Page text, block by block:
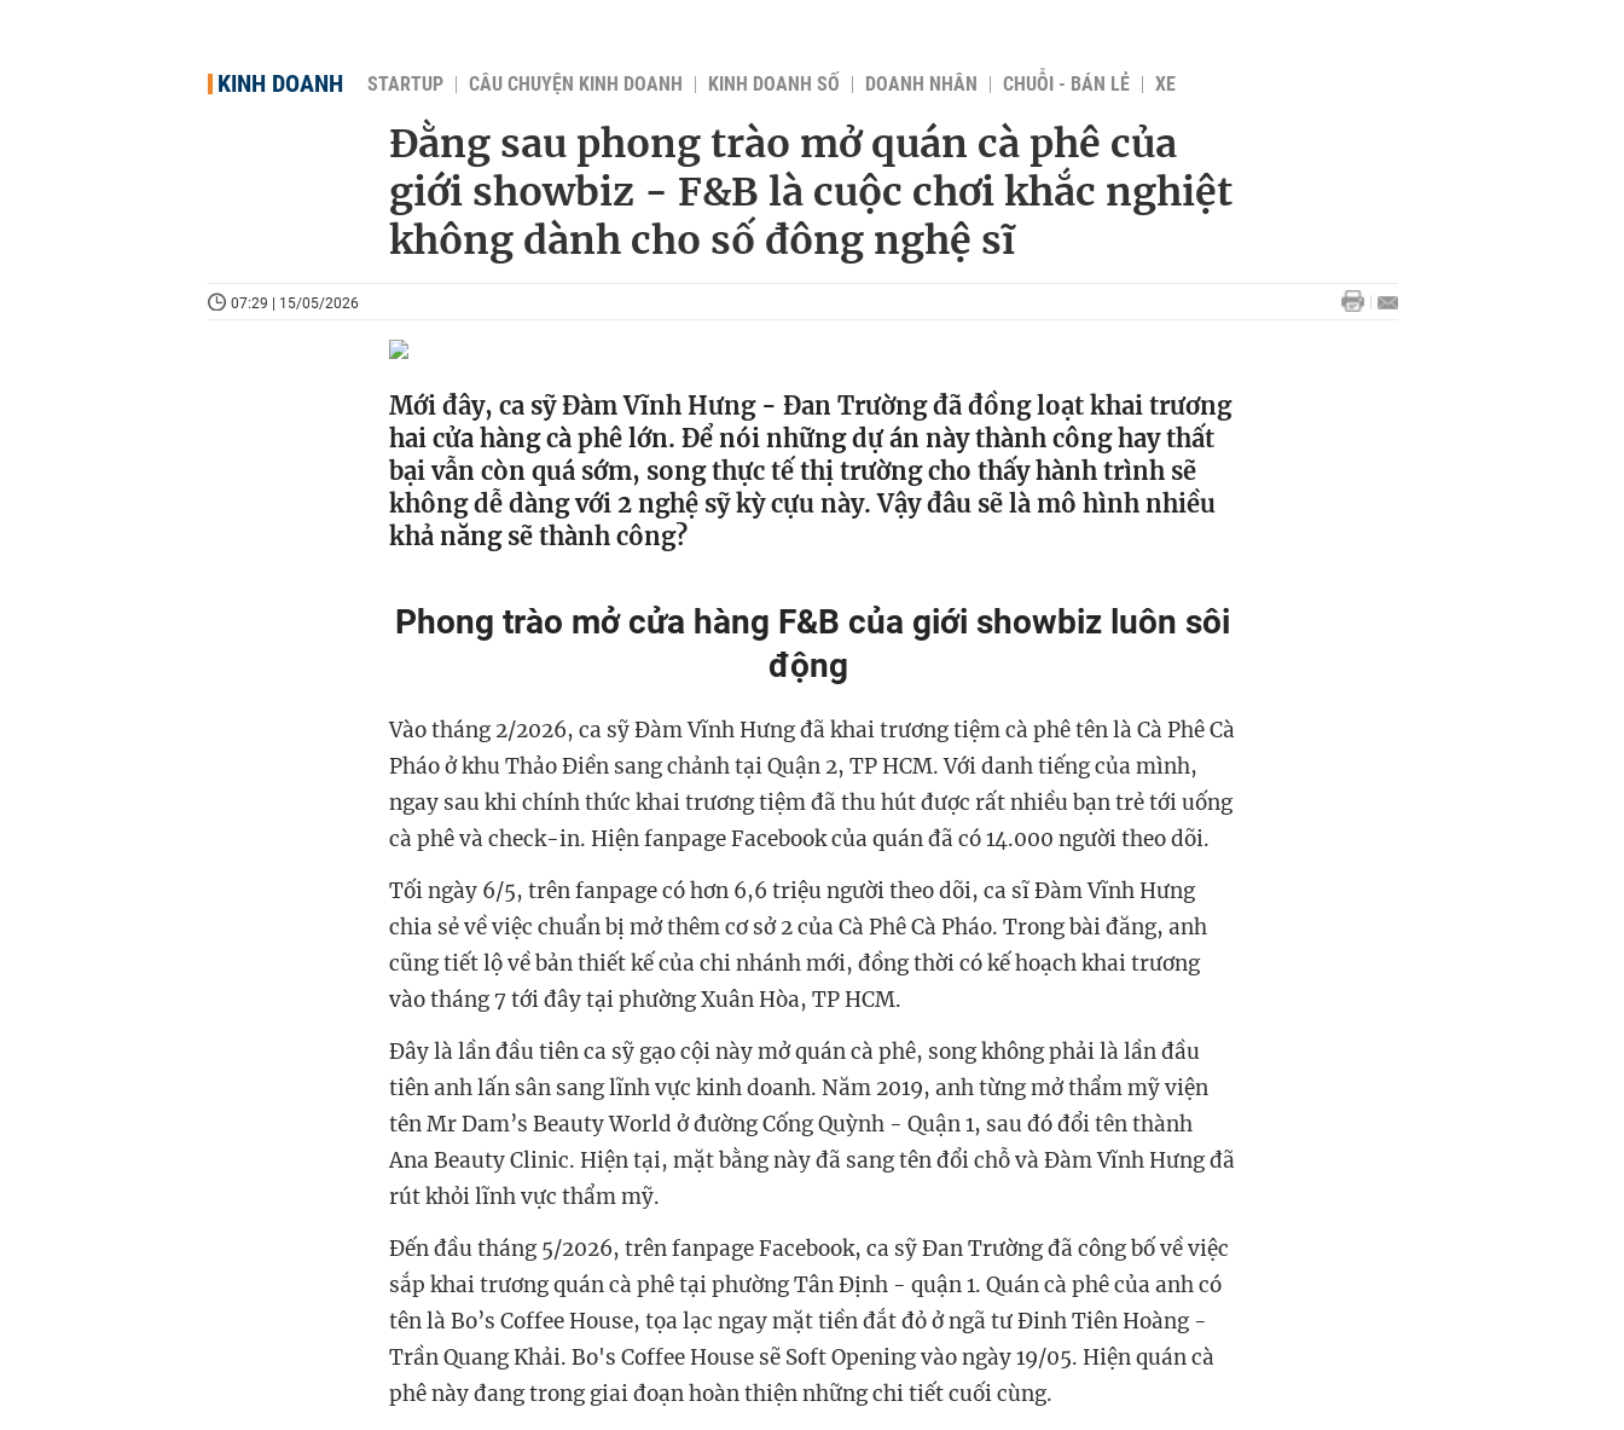
KINH DOANH STARTUP CÂU CHUYỆN KINH DOANH KINH DOANH SỐ DOANH NHÂN CHUỖI - BÁN LẺ XE
Đằng sau phong trào mở quán cà phê của
giới showbiz - F&B là cuộc chơi khắc nghiệt
không dành cho số đông nghệ sĩ
07:29 | 15/05/2026
Mới đây, ca sỹ Đàm Vĩnh Hưng - Đan Trường đã đồng loạt khai trương
hai cửa hàng cà phê lớn. Để nói những dự án này thành công hay thất
bại vẫn còn quá sớm, song thực tế thị trường cho thấy hành trình sẽ
không dễ dàng với 2 nghệ sỹ kỳ cựu này. Vậy đâu sẽ là mô hình nhiều
khả năng sẽ thành công?
Phong trào mở cửa hàng F&B của giới showbiz luôn sôi
động
Vào tháng 2/2026, ca sỹ Đàm Vĩnh Hưng đã khai trương tiệm cà phê tên là Cà Phê Cà
Pháo ở khu Thảo Điền sang chảnh tại Quận 2, TP HCM. Với danh tiếng của mình,
ngay sau khi chính thức khai trương tiệm đã thu hút được rất nhiều bạn trẻ tới uống
cà phê và check-in. Hiện fanpage Facebook của quán đã có 14.000 người theo dõi.
Tối ngày 6/5, trên fanpage có hơn 6,6 triệu người theo dõi, ca sĩ Đàm Vĩnh Hưng
chia sẻ về việc chuẩn bị mở thêm cơ sở 2 của Cà Phê Cà Pháo. Trong bài đăng, anh
cũng tiết lộ về bản thiết kế của chi nhánh mới, đồng thời có kế hoạch khai trương
vào tháng 7 tới đây tại phường Xuân Hòa, TP HCM.
Đây là lần đầu tiên ca sỹ gạo cội này mở quán cà phê, song không phải là lần đầu
tiên anh lấn sân sang lĩnh vực kinh doanh. Năm 2019, anh từng mở thẩm mỹ viện
tên Mr Dam’s Beauty World ở đường Cống Quỳnh - Quận 1, sau đó đổi tên thành
Ana Beauty Clinic. Hiện tại, mặt bằng này đã sang tên đổi chỗ và Đàm Vĩnh Hưng đã
rút khỏi lĩnh vực thẩm mỹ.
Đến đầu tháng 5/2026, trên fanpage Facebook, ca sỹ Đan Trường đã công bố về việc
sắp khai trương quán cà phê tại phường Tân Định - quận 1. Quán cà phê của anh có
tên là Bo’s Coffee House, tọa lạc ngay mặt tiền đắt đỏ ở ngã tư Đinh Tiên Hoàng -
Trần Quang Khải. Bo's Coffee House sẽ Soft Opening vào ngày 19/05. Hiện quán cà
phê này đang trong giai đoạn hoàn thiện những chi tiết cuối cùng.